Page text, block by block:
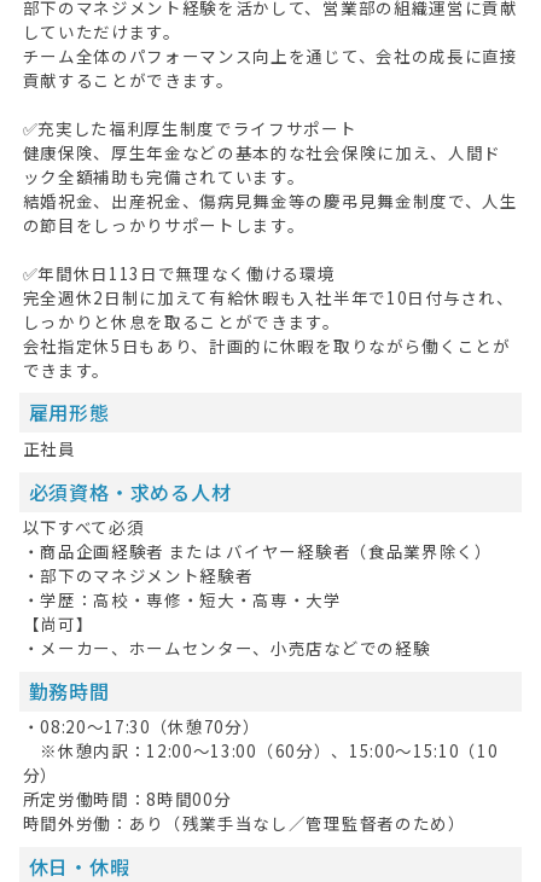
HOME
無料会員登録
ログイン
キープした求人 0
最近見た求人
お問い合わせ
部下のマネジメント経験を活かして、営業部の組織運営に貢献
していただけます。
チーム全体のパフォーマンス向上を通じて、会社の成長に直接
貢献することができます。
✅充実した福利厚生制度でライフサポート
健康保険、厚生年金などの基本的な社会保険に加え、人間ド
ック全額補助も完備されています。
結婚祝金、出産祝金、傷病見舞金等の慶弔見舞金制度で、人生
の節目をしっかりサポートします。
✅年間休日113日で無理なく働ける環境
完全週休2日制に加えて有給休暇も入社半年で10日付与され、
しっかりと休息を取ることができます。
会社指定休5日もあり、計画的に休暇を取りながら働くことが
できます。
雇用形態
正社員
必須資格・求める人材
以下すべて必須
・商品企画経験者 または バイヤー経験者（食品業界除く）
・部下のマネジメント経験者
・学歴：高校・専修・短大・高専・大学
【尚可】
・メーカー、ホームセンター、小売店などでの経験
勤務時間
・08:20〜17:30（休憩70分）
※休憩内訳：12:00〜13:00（60分）、15:00〜15:10（10
分）
所定労働時間：8時間00分
時間外労働：あり（残業手当なし／管理監督者のため）
休日・休暇